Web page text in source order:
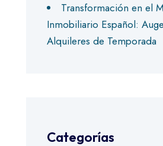
Transformación en el
Inmobiliario Español:
Alquileres de Temporada
Categorías